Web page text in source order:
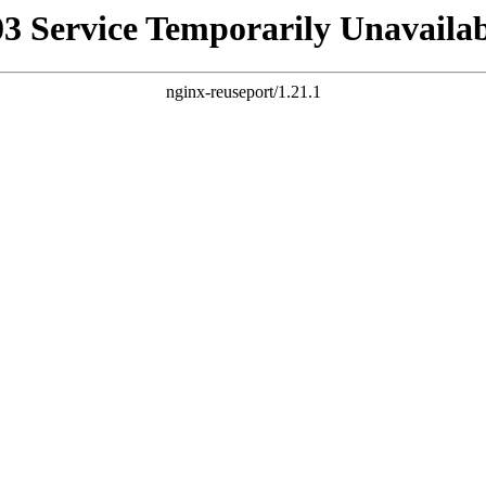
Service Temporarily
nginx-reuseport/1.21.1